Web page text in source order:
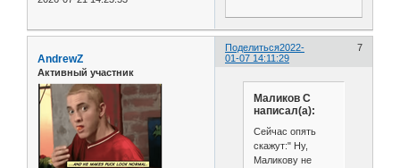
Поделиться 7
2022-
01-07 14:11:29
AndrewZ
Активный участник
Маликов С
написал(а):
Сейчас опять
скажут:" Ну,
Маликову не